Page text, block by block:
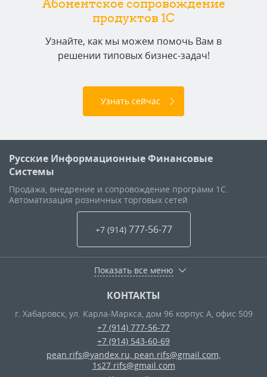
Абонентское сопровождение
продуктов 1C
Узнайте, как мы можем помочь Вам в
решении типовых бизнес-задач!
Узнать сейчас
Русские Информационные Финансовые
Системы
Продажа, внедрение и сопровождение программ 1С.
Автоматизация розничных торговых сетей
+7 (914) 777-56-77
Показать все меню
КОНТАКТЫ
г. Хабаровск, ул. Карла-Маркса, дом 96 корпус А, офис 509
+7 (914) 777-56-77
+7 (914) 543-60-69
pean.rifs@yandex.ru, pean.rifs@gmail.com,
1s27.rifs@gmail.com